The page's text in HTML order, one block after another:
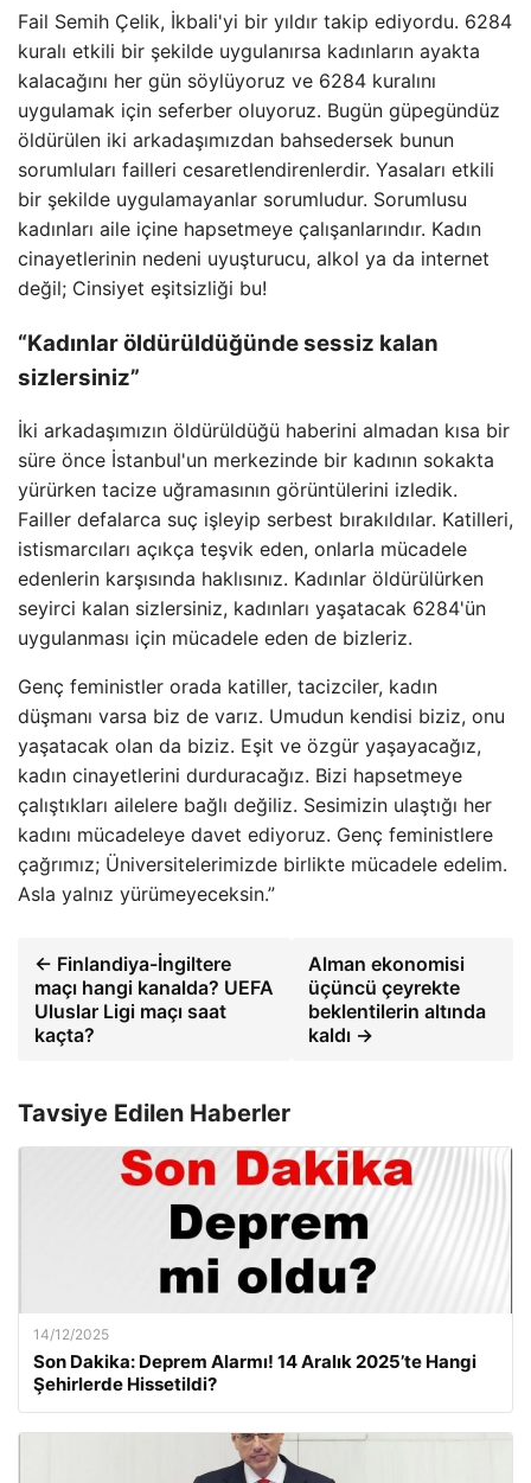
Fail Semih Çelik, İkbali'yi bir yıldır takip ediyordu. 6284
kuralı etkili bir şekilde uygulanırsa kadınların ayakta
kalacağını her gün söylüyoruz ve 6284 kuralını
uygulamak için seferber oluyoruz. Bugün güpegündüz
öldürülen iki arkadaşımızdan bahsedersek bunun
sorumluları failleri cesaretlendirenlerdir. Yasaları etkili
bir şekilde uygulamayanlar sorumludur. Sorumlusu
kadınları aile içine hapsetmeye çalışanlarındır. Kadın
cinayetlerinin nedeni uyuşturucu, alkol ya da internet
değil; Cinsiyet eşitsizliği bu!
“Kadınlar öldürüldüğünde sessiz kalan
sizlersiniz”
İki arkadaşımızın öldürüldüğü haberini almadan kısa bir
süre önce İstanbul'un merkezinde bir kadının sokakta
yürürken tacize uğramasının görüntülerini izledik.
Failler defalarca suç işleyip serbest bırakıldılar. Katilleri,
istismarcıları açıkça teşvik eden, onlarla mücadele
edenlerin karşısında haklısınız. Kadınlar öldürülürken
seyirci kalan sizlersiniz, kadınları yaşatacak 6284'ün
uygulanması için mücadele eden de bizleriz.
Genç feministler orada katiller, tacizciler, kadın
düşmanı varsa biz de varız. Umudun kendisi biziz, onu
yaşatacak olan da biziz. Eşit ve özgür yaşayacağız,
kadın cinayetlerini durduracağız. Bizi hapsetmeye
çalıştıkları ailelere bağlı değiliz. Sesimizin ulaştığı her
kadını mücadeleye davet ediyoruz. Genç feministlere
çağrımız; Üniversitelerimizde birlikte mücadele edelim.
Asla yalnız yürümeyeceksin.”
← Finlandiya-İngiltere
maçı hangi kanalda? UEFA
Uluslar Ligi maçı saat
kaçta?
Alman ekonomisi
üçüncü çeyrekte
beklentilerin altında
kaldı →
Tavsiye Edilen Haberler
14/12/2025
Son Dakika: Deprem Alarmı! 14 Aralık 2025’te Hangi
Şehirlerde Hissetildi?